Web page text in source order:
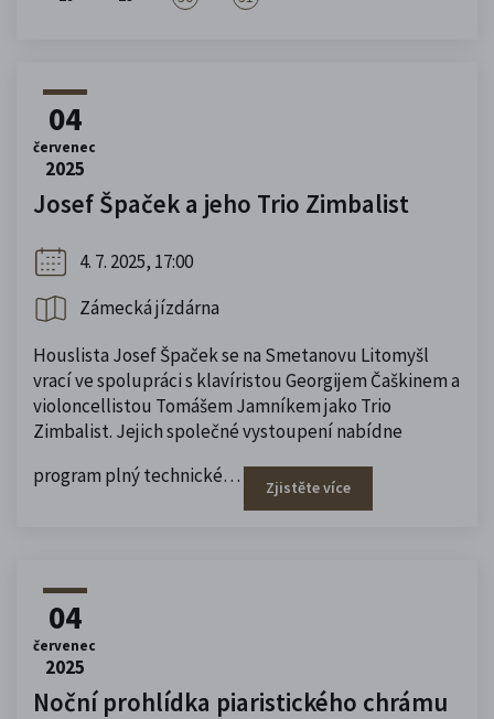
04
červenec
2025
Josef Špaček a jeho Trio Zimbalist
4. 7. 2025, 17:00
Zámecká jízdárna
Houslista Josef Špaček se na Smetanovu Litomyšl
vrací ve spolupráci s klavíristou Georgijem Čaškinem a
violoncellistou Tomášem Jamníkem jako Trio
Zimbalist. Jejich společné vystoupení nabídne
program plný technické…
Zjistěte více
04
červenec
2025
Noční prohlídka piaristického chrámu